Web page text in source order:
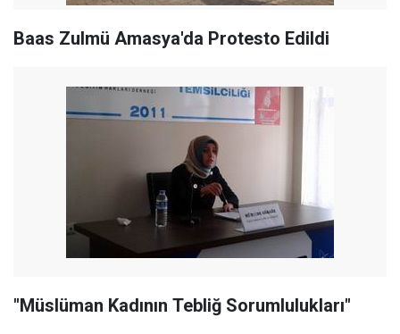
Baas Zulmü Amasya'da Protesto Edildi
"Müslüman Kadının Tebliğ Sorumlulukları"